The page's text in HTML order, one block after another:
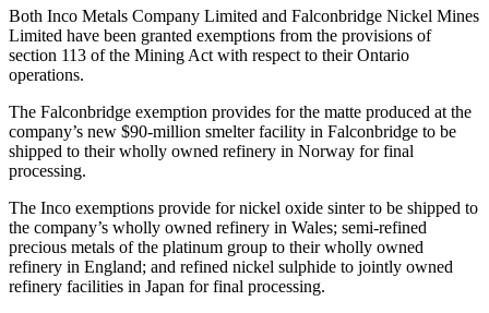
Both Inco Metals Company Limited and Falconbridge Nickel Mines
Limited have been granted exemptions from the provisions of
section 113 of the Mining Act with respect to their Ontario
operations.
The Falconbridge exemption provides for the matte produced at the
company’s new $90-million smelter facility in Falconbridge to be
shipped to their wholly owned refinery in Norway for final
processing.
The Inco exemptions provide for nickel oxide sinter to be shipped to
the company’s wholly owned refinery in Wales; semi-refined
precious metals of the platinum group to their wholly owned
refinery in England; and refined nickel sulphide to jointly owned
refinery facilities in Japan for final processing.